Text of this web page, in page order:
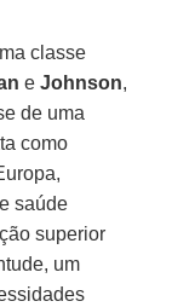
classe
eJohnson,
de uma
como
saúde
superior
um